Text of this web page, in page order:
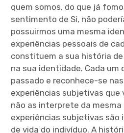
quem somos, do que já
sentimento de Si, não
possuirmos uma mesma
experiências pessoais de
constituem a sua história
na sua identidade. Cada um
passado e reconhece-se
experiências subjetivas que
não as interprete da mesma
experiências subjetivas são
de vida do indivíduo. A